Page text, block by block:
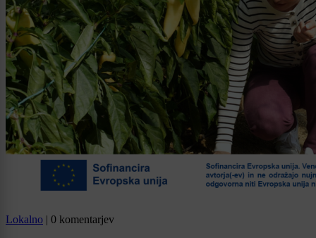
Lokalno | 0 komentarjev